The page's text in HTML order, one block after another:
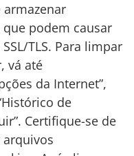
armazenar
podem causar
TLS. Para limpar
vá até
da Internet”,
de
Certifique-se de